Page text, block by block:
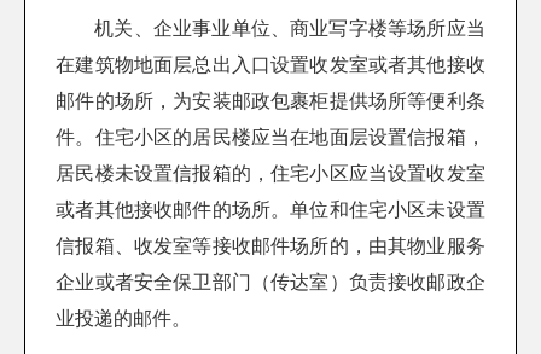
机关、企业事业单位、商业写字楼等场所应当
在建筑物地面层总出入口设置收发室或者其他接收
邮件的场所，为安装邮政包裹柜提供场所等便利条
件。住宅小区的居民楼应当在地面层设置信报箱，
居民楼未设置信报箱的，住宅小区应当设置收发室
或者其他接收邮件的场所。单位和住宅小区未设置
信报箱、收发室等接收邮件场所的，由其物业服务
企业或者安全保卫部门（传达室）负责接收邮政企
业投递的邮件。